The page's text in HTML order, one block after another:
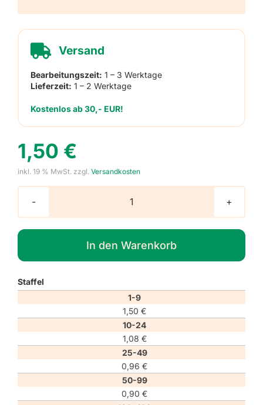
Versand
Bearbeitungszeit: 1 – 3 Werktage
Lieferzeit: 1 – 2 Werktage
Kostenlos ab 30,- EUR!
1,50 €
inkl. 19 % MwSt. zzgl. Versandkosten
Verbotszeichen
P073
"Deckel
nicht
schließen,
Brenner
in
Betrieb
sind"
Menge
In den Warenkorb
Staffel
1-9
1,50 €
10-24
1,08 €
25-49
0,96 €
50-99
0,90 €